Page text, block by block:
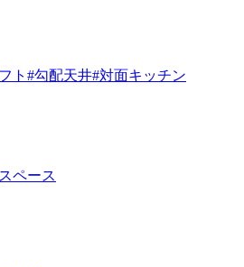
ト #勾配天井#対面キッチン
ペース